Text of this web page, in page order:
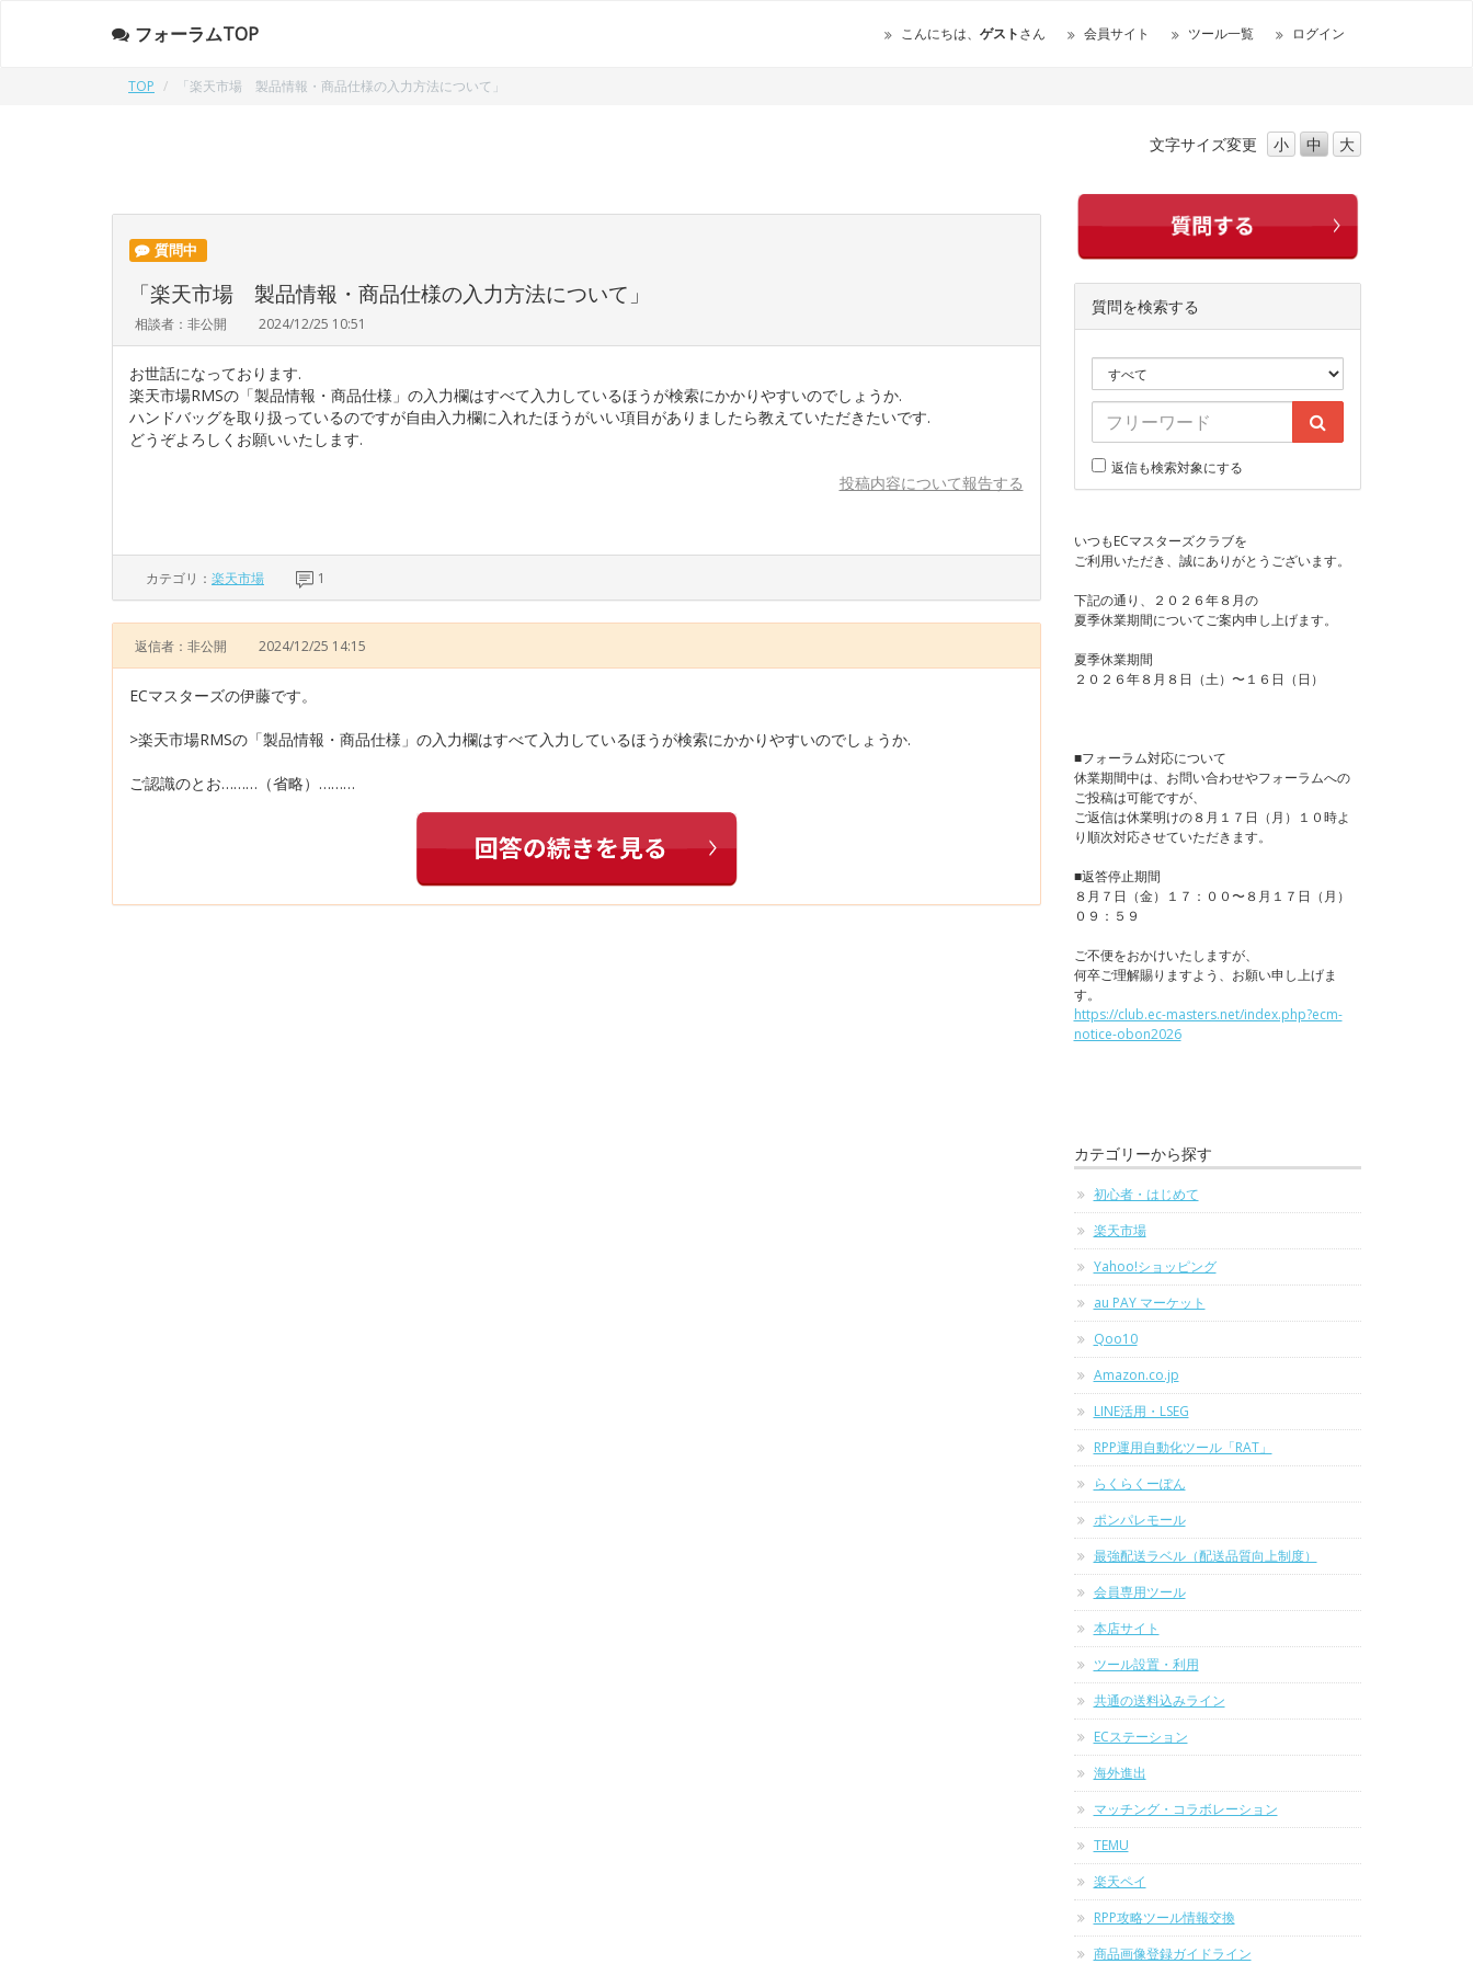
フォーラムTOP こんにちは、 ゲストさん 会員サイト ツール一覧 ログイン
TOP 「楽天市場 製品情報・商品仕様の入力方法について」
文字サイズ変更 小 中 大
質問中
「楽天市場 製品情報・商品仕様の入力方法について」
相談者：非公開 2024/12/25 10:51
お世話になっております.
楽天市場RMSの「製品情報・商品仕様」の入力欄はすべて入力しているほうが検索にかかりやすいのでしょうか.
ハンドバッグを取り扱っているのですが自由入力欄に入れたほうがいい項目がありましたら教えていただきたいです.
どうぞよろしくお願いいたします.
投稿内容について報告する
カテゴリ： 楽天市場 1
返信者：非公開 2024/12/25 14:15
ECマスターズの伊藤です。
>楽天市場RMSの「製品情報・商品仕様」の入力欄はすべて入力しているほうが検索にかかりやすいのでしょうか.
ご認識のとお………（省略）………
質問を検索する
返信も検索対象にする
いつもECマスターズクラブを
ご利用いただき、誠にありがとうございます。
下記の通り、２０２６年８月の
夏季休業期間についてご案内申し上げます。
夏季休業期間
２０２６年８月８日（土）〜１６日（日）
■フォーラム対応について
休業期間中は、お問い合わせやフォーラムへの
ご投稿は可能ですが、
ご返信は休業明けの８月１７日（月）１０時よ
り順次対応させていただきます。
■返答停止期間
８月７日（金）１７：００〜８月１７日（月）
０９：５９
ご不便をおかけいたしますが、
何卒ご理解賜りますよう、お願い申し上げま
す。
https://club.ec-masters.net/index.php?ecm-
notice-obon2026
カテゴリーから探す
初心者・はじめて
楽天市場
Yahoo!ショッピング
au PAY マーケット
Qoo10
Amazon.co.jp
LINE活用・LSEG
RPP運用自動化ツール「RAT」
らくらくーぽん
ポンパレモール
最強配送ラベル（配送品質向上制度）
会員専用ツール
本店サイト
ツール設置・利用
共通の送料込みライン
ECステーション
海外進出
マッチング・コラボレーション
TEMU
楽天ペイ
RPP攻略ツール情報交換
商品画像登録ガイドライン